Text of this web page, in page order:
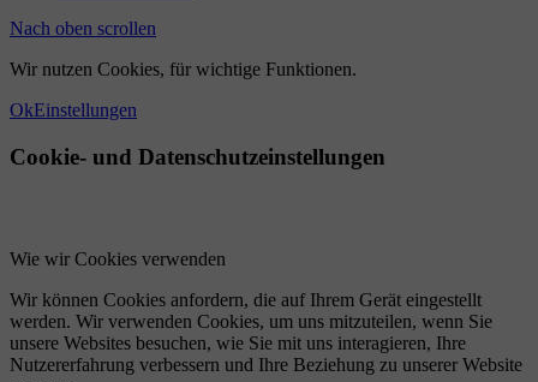
Nach oben scrollen
Wir nutzen Cookies, für wichtige Funktionen.
OkEinstellungen
Cookie- und Datenschutzeinstellungen
Wie wir Cookies verwenden
Wir können Cookies anfordern, die auf Ihrem Gerät eingestellt
werden. Wir verwenden Cookies, um uns mitzuteilen, wenn Sie
unsere Websites besuchen, wie Sie mit uns interagieren, Ihre
Nutzererfahrung verbessern und Ihre Beziehung zu unserer Website